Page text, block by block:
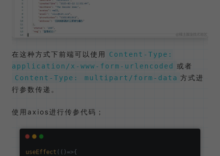
在这种方式下前端可以使用
Content-Type:
application/x-www-form-urlencoded
或者
Content-Type: multipart/form-data 方式进
行参数传递。
使用axios进行传参代码；
useEffect ( ()=>{